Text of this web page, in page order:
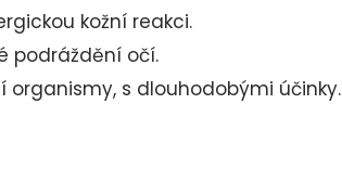
kožní reakci.
podráždění očí.
organismy, s dlouhodobými účinky.